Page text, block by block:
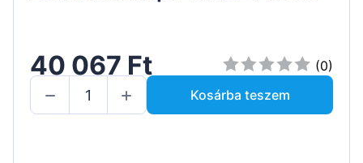
40 067 Ft
(0)
Kosárba teszem